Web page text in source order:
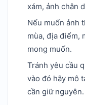
xám, ảnh chân
Nếu muốn ảnh
mùa, địa điểm,
mong muốn.
Tránh yêu cầu
vào đó hãy mô
cần giữ nguyên.